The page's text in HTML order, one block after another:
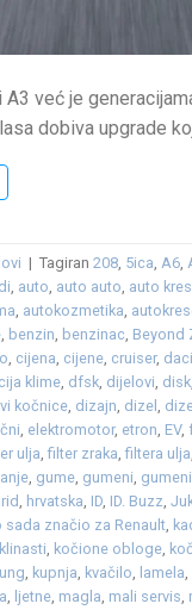
već je
dobiva upgrade
| Tagiran 208, 5ica, A6,
, auto, auto auto, auto
, autokozmetika,
, benzin, benzinac, Beyond
, cijena, cijene, cruiser,
klime, dfsk, dijelovi, disk,
kočnice, dizajn, dizel ,
, elektromotor, etron, EV,
ulja,filter zraka,filtera ulja
, gume, gumeni,
, hrvatska, ID, ID. Buzz,
značio za Renault,
klinasti, kočione obloge,
, kupnja, kvačilo, lamela,
, ljetne, magla, mali servis,